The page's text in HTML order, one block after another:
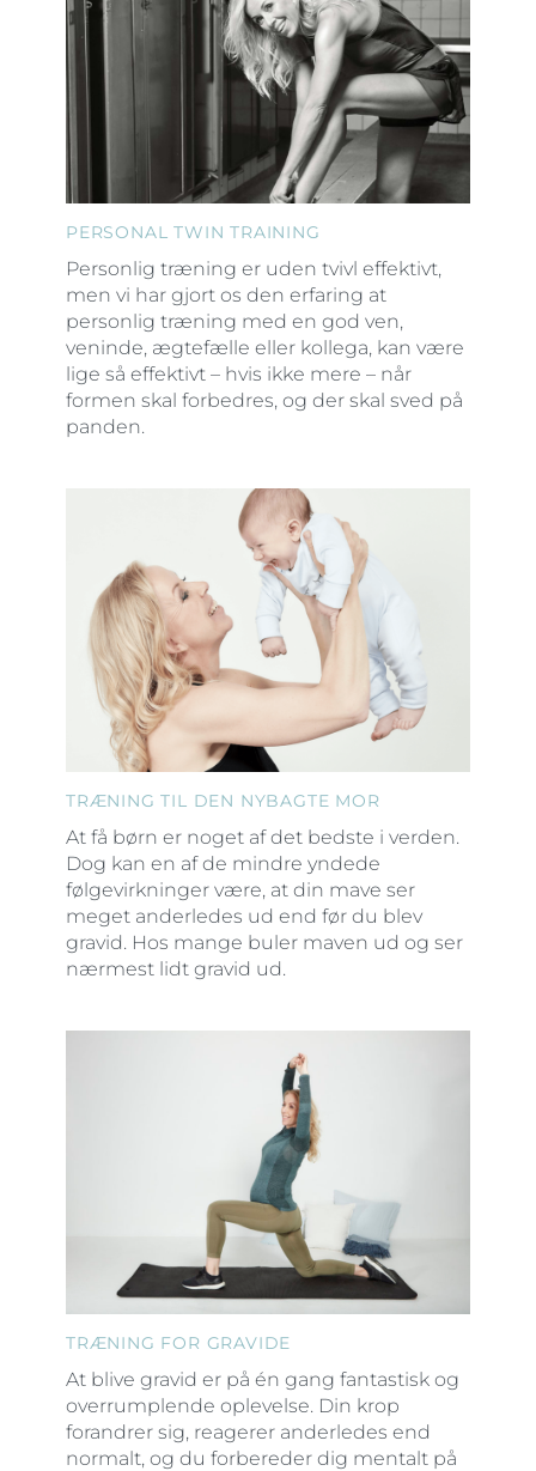
PERSONAL TWIN TRAINING
Personlig træning er uden tvivl effektivt,
men vi har gjort os den erfaring at
personlig træning med en god ven,
veninde, ægtefælle eller kollega, kan være
lige så effektivt – hvis ikke mere – når
formen skal forbedres, og der skal sved på
panden.
TRÆNING TIL DEN NYBAGTE MOR
At få børn er noget af det bedste i verden.
Dog kan en af de mindre yndede
følgevirkninger være, at din mave ser
meget anderledes ud end før du blev
gravid. Hos mange buler maven ud og ser
nærmest lidt gravid ud.
TRÆNING FOR GRAVIDE
At blive gravid er på én gang fantastisk og
overrumplende oplevelse. Din krop
forandrer sig, reagerer anderledes end
normalt, og du forbereder dig mentalt på